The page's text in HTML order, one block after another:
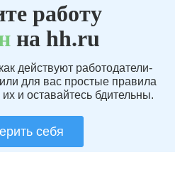
работу
на hh.ru
действуют работодатели-
для вас простые правила
и оставайтесь бдительны.
себя